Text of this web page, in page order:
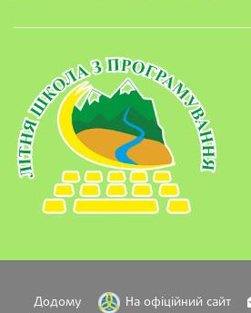
Додому На офіційний сайт